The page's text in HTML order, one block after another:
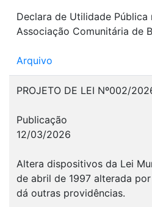
Declara de Utilidade Pública
Associação Comunitária de
Arquivo
PROJETO DE LEI Nº002/
Publicação
12/03/2026
Altera dispositivos da Lei
de abril de 1997 alterada
dá outras providências.